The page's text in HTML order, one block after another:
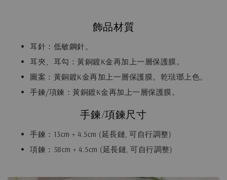
飾品材質
耳針：低敏鋼針。
耳夾、耳勾：黃銅鍍K金再加上一層保護膜。
圖案：黃銅鍍K金再加上一層保護膜。乾琺瑯上色。
手鍊/項鍊：黃銅鍍K金再加上一層保護膜。
手鍊/項鍊尺寸
手鍊：13cm + 4.5cm (延長鏈, 可自行調整)
項鍊：38cm + 4.5cm (延長鏈, 可自行調整)